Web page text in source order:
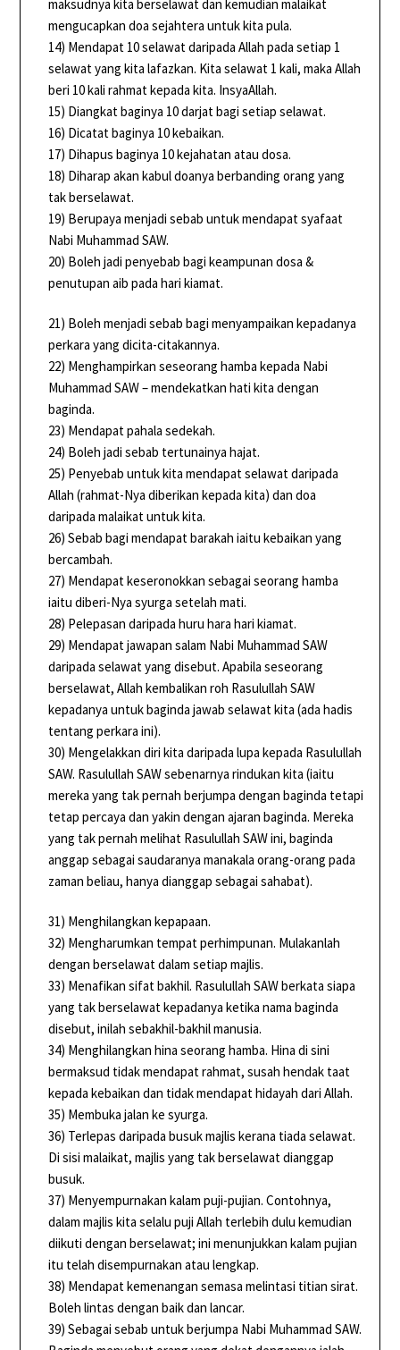
maksudnya kita berselawat dan kemudian malaikat
mengucapkan doa sejahtera untuk kita pula.
14) Mendapat 10 selawat daripada Allah pada setiap 1
selawat yang kita lafazkan. Kita selawat 1 kali, maka Allah
beri 10 kali rahmat kepada kita. InsyaAllah.
15) Diangkat baginya 10 darjat bagi setiap selawat.
16) Dicatat baginya 10 kebaikan.
17) Dihapus baginya 10 kejahatan atau dosa.
18) Diharap akan kabul doanya berbanding orang yang
tak berselawat.
19) Berupaya menjadi sebab untuk mendapat syafaat
Nabi Muhammad SAW.
20) Boleh jadi penyebab bagi keampunan dosa &
penutupan aib pada hari kiamat.
21) Boleh menjadi sebab bagi menyampaikan kepadanya
perkara yang dicita-citakannya.
22) Menghampirkan seseorang hamba kepada Nabi
Muhammad SAW – mendekatkan hati kita dengan
baginda.
23) Mendapat pahala sedekah.
24) Boleh jadi sebab tertunainya hajat.
25) Penyebab untuk kita mendapat selawat daripada
Allah (rahmat-Nya diberikan kepada kita) dan doa
daripada malaikat untuk kita.
26) Sebab bagi mendapat barakah iaitu kebaikan yang
bercambah.
27) Mendapat keseronokkan sebagai seorang hamba
iaitu diberi-Nya syurga setelah mati.
28) Pelepasan daripada huru hara hari kiamat.
29) Mendapat jawapan salam Nabi Muhammad SAW
daripada selawat yang disebut. Apabila seseorang
berselawat, Allah kembalikan roh Rasulullah SAW
kepadanya untuk baginda jawab selawat kita (ada hadis
tentang perkara ini).
30) Mengelakkan diri kita daripada lupa kepada Rasulullah
SAW. Rasulullah SAW sebenarnya rindukan kita (iaitu
mereka yang tak pernah berjumpa dengan baginda tetapi
tetap percaya dan yakin dengan ajaran baginda. Mereka
yang tak pernah melihat Rasulullah SAW ini, baginda
anggap sebagai saudaranya manakala orang-orang pada
zaman beliau, hanya dianggap sebagai sahabat).
31) Menghilangkan kepapaan.
32) Mengharumkan tempat perhimpunan. Mulakanlah
dengan berselawat dalam setiap majlis.
33) Menafikan sifat bakhil. Rasulullah SAW berkata siapa
yang tak berselawat kepadanya ketika nama baginda
disebut, inilah sebakhil-bakhil manusia.
34) Menghilangkan hina seorang hamba. Hina di sini
bermaksud tidak mendapat rahmat, susah hendak taat
kepada kebaikan dan tidak mendapat hidayah dari Allah.
35) Membuka jalan ke syurga.
36) Terlepas daripada busuk majlis kerana tiada selawat.
Di sisi malaikat, majlis yang tak berselawat dianggap
busuk.
37) Menyempurnakan kalam puji-pujian. Contohnya,
dalam majlis kita selalu puji Allah terlebih dulu kemudian
diikuti dengan berselawat; ini menunjukkan kalam pujian
itu telah disempurnakan atau lengkap.
38) Mendapat kemenangan semasa melintasi titian sirat.
Boleh lintas dengan baik dan lancar.
39) Sebagai sebab untuk berjumpa Nabi Muhammad SAW.